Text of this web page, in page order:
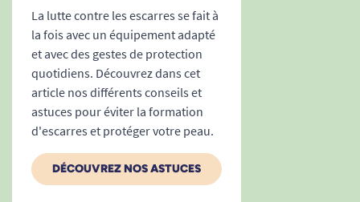
La lutte contre les escarres se fait à
la fois avec un équipement adapté
et avec des gestes de protection
quotidiens. Découvrez dans cet
article nos différents conseils et
astuces pour éviter la formation
d'escarres et protéger votre peau.
DÉCOUVREZ NOS ASTUCES